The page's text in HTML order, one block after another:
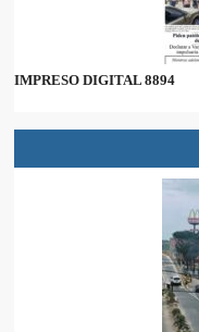
IMPRESO DIGITAL 8894